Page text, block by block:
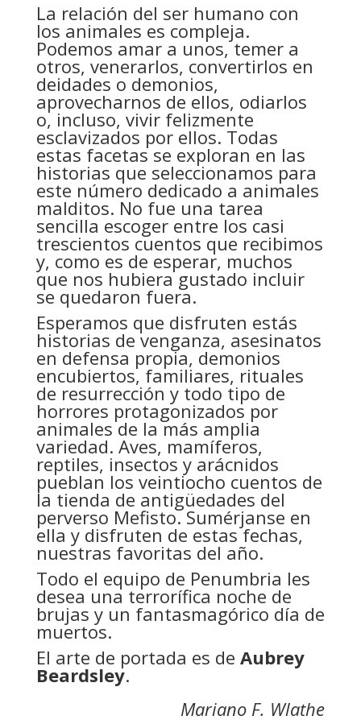
La relación del ser humano con
los animales es compleja.
Podemos amar a unos, temer a
otros, venerarlos, convertirlos en
deidades o demonios,
aprovecharnos de ellos, odiarlos
o, incluso, vivir felizmente
esclavizados por ellos. Todas
estas facetas se exploran en las
historias que seleccionamos para
este número dedicado a animales
malditos. No fue una tarea
sencilla escoger entre los casi
trescientos cuentos que recibimos
y, como es de esperar, muchos
que nos hubiera gustado incluir
se quedaron fuera.
Esperamos que disfruten estás
historias de venganza, asesinatos
en defensa propia, demonios
encubiertos, familiares, rituales
de resurrección y todo tipo de
horrores protagonizados por
animales de la más amplia
variedad. Aves, mamíferos,
reptiles, insectos y arácnidos
pueblan los veintiocho cuentos de
la tienda de antigüedades del
perverso Mefisto. Sumérjanse en
ella y disfruten de estas fechas,
nuestras favoritas del año.
Todo el equipo de Penumbria les
desea una terrorífica noche de
brujas y un fantasmagórico día de
muertos.
El arte de portada es de Aubrey
Beardsley.
Mariano F. Wlathe